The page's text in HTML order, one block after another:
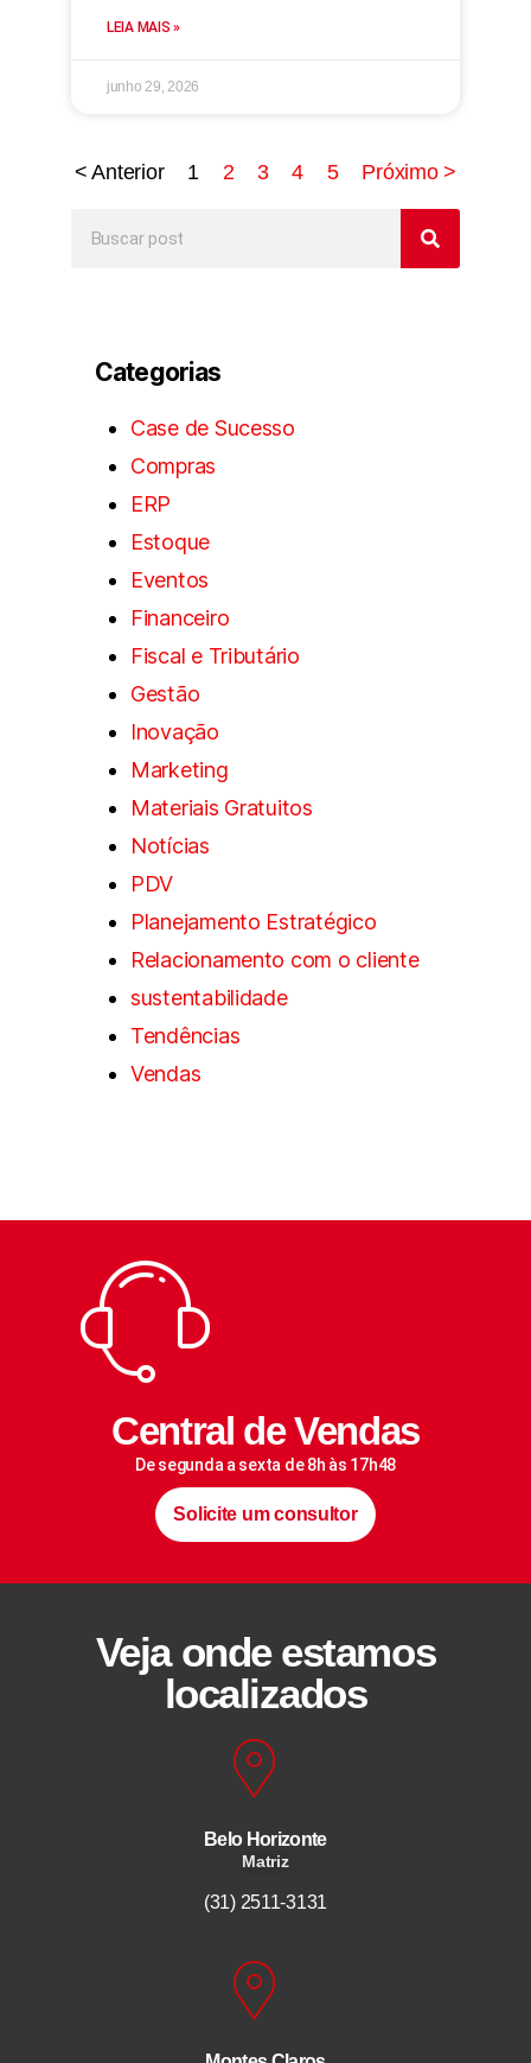
LEIA MAIS »
junho 29, 2026
< Anterior 1 2 3 4 5 Próximo >
Categorias
Case de Sucesso
Compras
ERP
Estoque
Eventos
Financeiro
Fiscal e Tributário
Gestão
Inovação
Marketing
Materiais Gratuitos
Notícias
PDV
Planejamento Estratégico
Relacionamento com o cliente
sustentabilidade
Tendências
Vendas
Central de Vendas
De segunda a sexta de 8h às 17h48
Solicite um consultor
Veja onde estamos
localizados
Belo Horizonte
Matriz
(31) 2511-3131